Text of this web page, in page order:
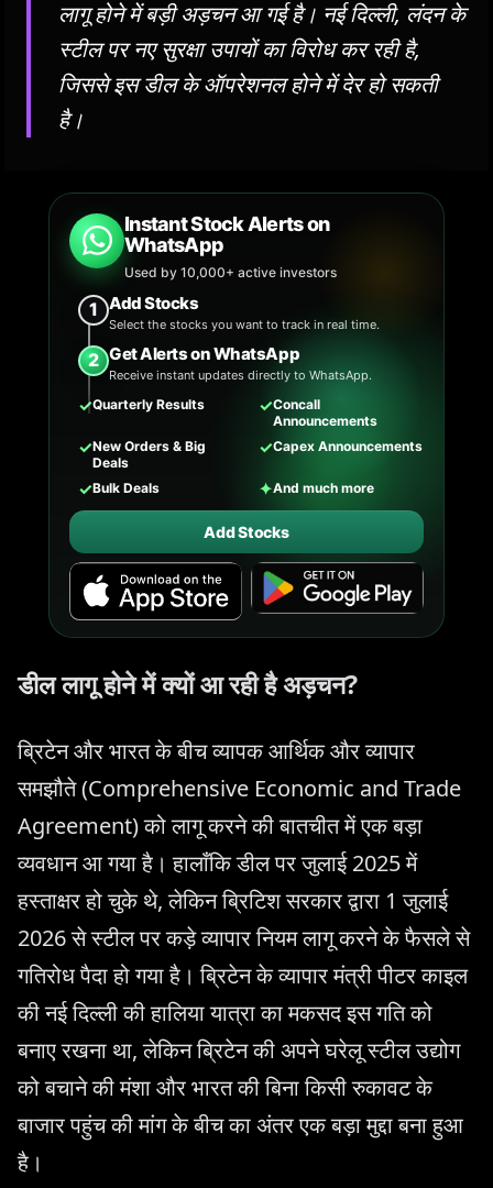
लागू होने में बड़ी अड़चन आ गई है। नई दिल्ली, लंदन के
स्टील पर नए सुरक्षा उपायों का विरोध कर रही है,
जिससे इस डील के ऑपरेशनल होने में देर हो सकती
है।
Instant Stock Alerts on
WhatsApp
Used by 10,000+ active investors
1 Add Stocks
Select the stocks you want to track in real time.
2 Get Alerts on WhatsApp
Receive instant updates directly to WhatsApp.
✓Quarterly Results ✓Concall
Announcements
✓New Orders & Big
Deals
✓Capex Announcements
✓Bulk Deals ✦And much more
Add Stocks
डील लागू होने में क्यों आ रही है अड़चन?
ब्रिटेन और भारत के बीच व्यापक आर्थिक और व्यापार
समझौते (Comprehensive Economic and Trade
Agreement) को लागू करने की बातचीत में एक बड़ा
व्यवधान आ गया है। हालाँकि डील पर जुलाई 2025 में
हस्ताक्षर हो चुके थे, लेकिन ब्रिटिश सरकार द्वारा 1 जुलाई
2026 से स्टील पर कड़े व्यापार नियम लागू करने के फैसले से
गतिरोध पैदा हो गया है। ब्रिटेन के व्यापार मंत्री पीटर काइल
की नई दिल्ली की हालिया यात्रा का मकसद इस गति को
बनाए रखना था, लेकिन ब्रिटेन की अपने घरेलू स्टील उद्योग
को बचाने की मंशा और भारत की बिना किसी रुकावट के
बाजार पहुंच की मांग के बीच का अंतर एक बड़ा मुद्दा बना हुआ
है।